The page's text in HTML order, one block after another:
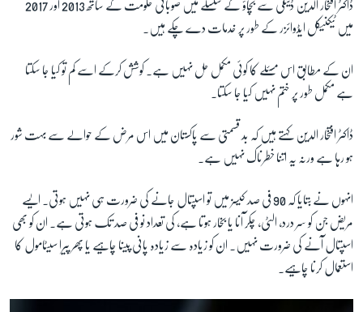
ڈاکٹر افتخار الدين ڈينگی سے بچاؤ کے سلسلے ميں صوبائی حکومت کے ساتھ 2013 اور 2017
ميں ٹيکنيکل ايڈوائزر کے طور پر خدمات دے چکے ہيں۔
ان کے مطابق اس مسئلے کا کوئی مکمل حل نہیں ہے۔ کوشش کرکے اسے کم تو کيا جا سکتا
ہے مکمل طور پر ختم نہیں کیا جا سکتا۔
ڈاکٹر افتخار الدين کہتے ہیں کہ بد قسمتی سے پاکستان ميں اس مرض کے حوالے سے بہت شور
ہو رہا ہے ورنہ يہ اتنا خطرناک نہیں ہے۔
انہوں نے بتایا کہ 90 فی صد کيسز ميں تو اسپتال جانے کی ضرورت ہی نہیں ہوتی۔ ایسے
مریض جن کو سر درد، الٹی، چکر آنا یا بخار ہوتا ہے، کی تعداد نو فی صد تک ہوتی ہے۔ ان کو بھی
اسپتال آنے کی ضرورت نہیں۔ ان کو زيادہ سے زيادہ پانی پينا چاہیے يا پھر پيرا سيٹامول کا
استعمال کرنا چاہیے۔